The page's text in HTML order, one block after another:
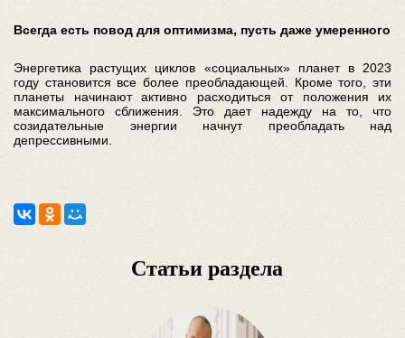
Всегда есть повод для оптимизма, пусть даже умеренного
Энергетика растущих циклов «социальных» планет в 2023
году становится все более преобладающей. Кроме того, эти
планеты начинают активно расходиться от положения их
максимального сближения. Это дает надежду на то, что
созидательные энергии начнут преобладать над
депрессивными.
Статьи раздела